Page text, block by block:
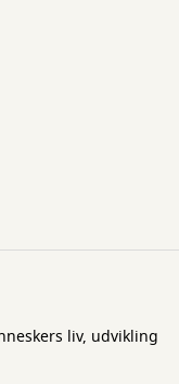
liv, udvikling